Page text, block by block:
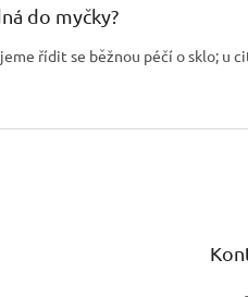
do myčky?
řídit se běžnou péčí o sklo; u